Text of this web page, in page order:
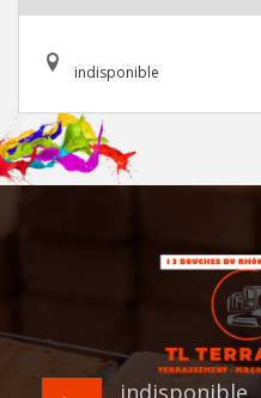
indisponible